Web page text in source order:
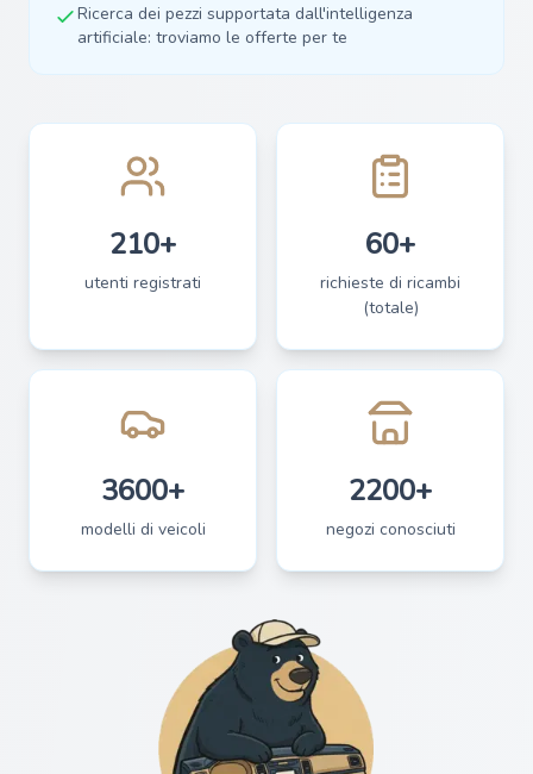
Ricerca dei pezzi supportata dall'intelligenza
artificiale: troviamo le offerte per te
210+
utenti registrati
60+
richieste di ricambi
(totale)
3600+
modelli di veicoli
2200+
negozi conosciuti